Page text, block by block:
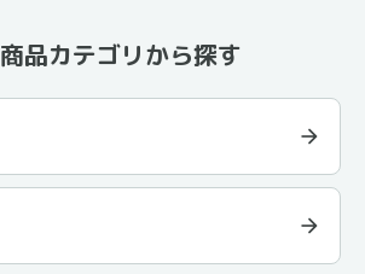
商品カテゴリから探す